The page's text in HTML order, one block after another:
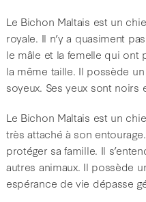
Le Bichon Maltais est un
royale. Il n’y a quasiment
le mâle et la femelle qui
la même taille. Il possède
soyeux. Ses yeux sont noirs
Le Bichon Maltais est un
très attaché à son
protéger sa famille. Il
autres animaux. Il possède
espérance de vie dépasse